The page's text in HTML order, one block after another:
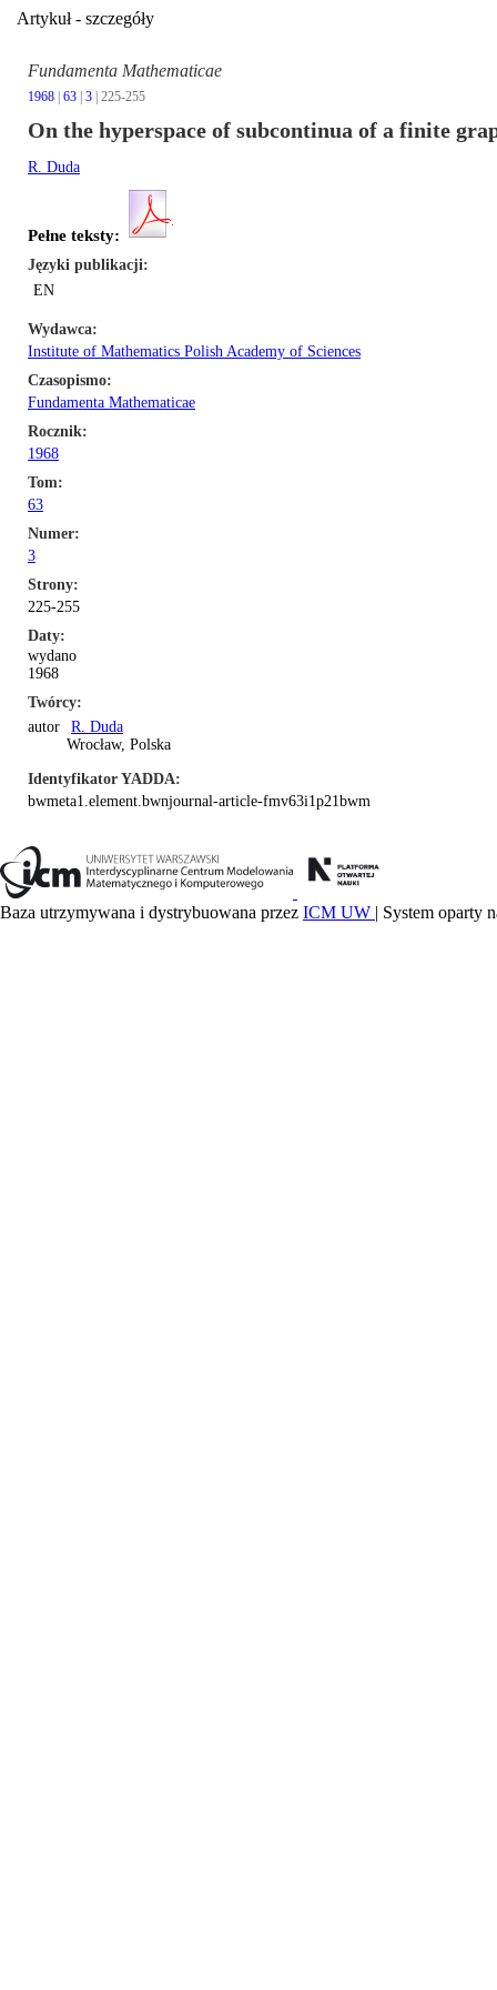
Artykuł - szczegóły
Fundamenta Mathematicae
1968 63 3 | 225-255
On the hyperspace of subcontinua of a finite
R. Duda
Pełne teksty:
Języki publikacji
EN
Wydawca
Institute of Mathematics Polish Academy of Sciences
Czasopismo
Fundamenta Mathematicae
Rocznik
1968
Tom
63
Numer
3
Strony
225-255
Daty
wydano
1968
Twórcy
autor
R. Duda
Wrocław, Polska
Identyfikator YADDA
bwmeta1.element.bwnjournal-article-fmv63i1p21bwm
Baza utrzymywana i dystrybuowana przez ICM UW | System oparty